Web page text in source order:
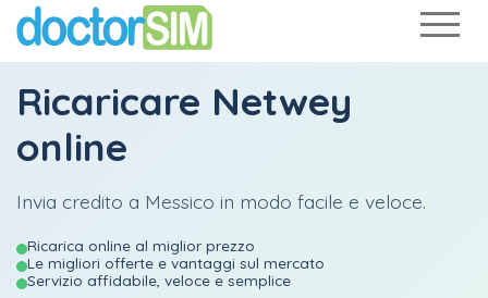
Ricaricare Netwey
online
Invia credito a Messico in modo facile e veloce.
Ricarica online al miglior prezzo
Le migliori offerte e vantaggi sul mercato
Servizio affidabile, veloce e semplice